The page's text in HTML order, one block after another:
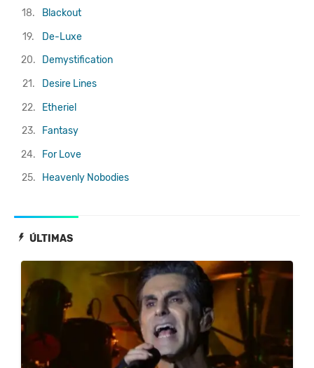
ÚLTIMAS
18.
Blackout
19.
De-Luxe
20.
Demystification
21.
Desire Lines
22.
Etheriel
23.
Fantasy
24.
For Love
25.
Heavenly Nobodies